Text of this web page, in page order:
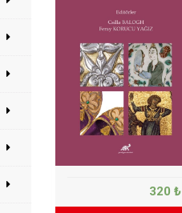
320 ₺